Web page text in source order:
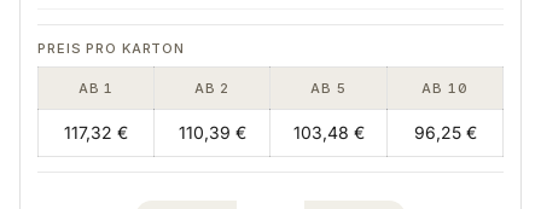
AB 1 AB 2 AB 5 AB 10
117,32 € 110,39 € 103,48 € 96,25 €